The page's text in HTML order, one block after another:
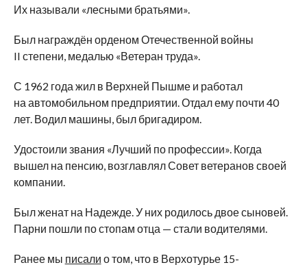
Их называли «лесными братьями».
Был награждён орденом Отечественной войны
II степени, медалью «Ветеран труда».
С 1962 года жил в Верхней Пышме и работал
на автомобильном предприятии. Отдал ему почти 40
лет. Водил машины, был бригадиром.
Удостоили звания «Лучший по профессии». Когда
вышел на пенсию, возглавлял Совет ветеранов своей
компании.
Был женат на Надежде. У них родилось двое сыновей.
Парни пошли постопам отца — стали водителями.
Ранее мы писали о том, что в Верхотурье 15-